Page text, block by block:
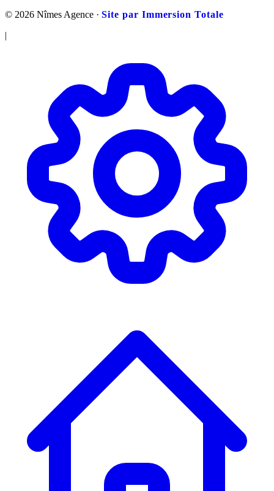
© 2026 Nîmes Agence · Site par Immersion Totale
|